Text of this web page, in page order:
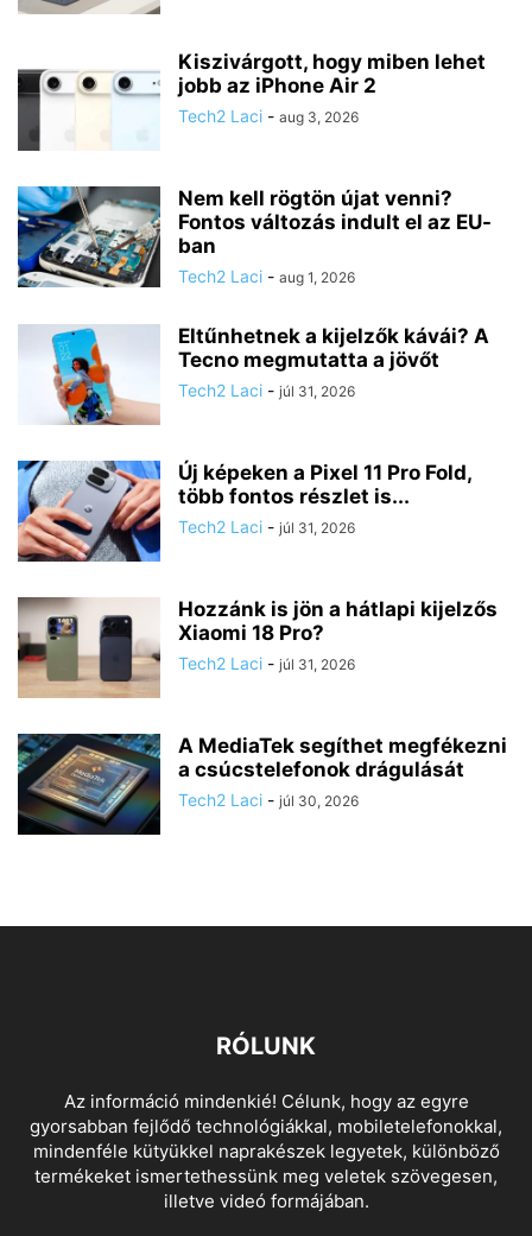
Kiszivárgott, hogy miben lehet
jobb az iPhone Air 2
Tech2 Laci - aug 3, 2026
Nem kell rögtön újat venni?
Fontos változás indult el az EU-
ban
Tech2 Laci - aug 1, 2026
Eltűnhetnek a kijelzők kávái? A
Tecno megmutatta a jövőt
Tech2 Laci - júl 31, 2026
Új képeken a Pixel 11 Pro Fold,
több fontos részlet is...
Tech2 Laci - júl 31, 2026
Hozzánk is jön a hátlapi kijelzős
Xiaomi 18 Pro?
Tech2 Laci - júl 31, 2026
A MediaTek segíthet megfékezni
a csúcstelefonok drágulását
Tech2 Laci - júl 30, 2026
RÓLUNK
Az információ mindenkié! Célunk, hogy az egyre
gyorsabban fejlődő technológiákkal, mobiletelefonokkal,
mindenféle kütyükkel naprakészek legyetek, különböző
termékeket ismertethessünk meg veletek szövegesen,
illetve videó formájában.